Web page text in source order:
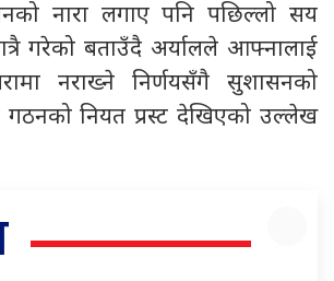
नारा लगाए पनि पछिल्लो सय
गरेको बताउँदै अर्यालले आफ्नालाई
नराख्ने निर्णयसँगै सुशासनको
नियत प्रस्ट देखिएको उल्लेख